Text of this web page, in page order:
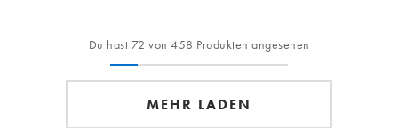
Du hast 72 von 458 Produkten angesehen
MEHR LADEN